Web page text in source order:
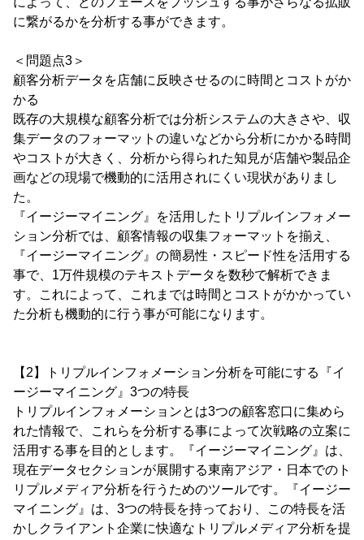
に繋がるかを分析する事ができます。
＜問題点3＞
顧客分析データを店舗に反映させるのに時間とコストがか
かる
既存の大規模な顧客分析では分析システムの大きさや、収
集データのフォーマットの違いなどから分析にかかる時間
やコストが大きく、分析から得られた知見が店舗や製品企
画などの現場で機動的に活用されにくい現状がありまし
た。
『イージーマイニング』を活用したトリプルインフォメー
ション分析では、顧客情報の収集フォーマットを揃え、
『イージーマイニング』の簡易性・スピード性を活用する
事で、1万件規模のテキストデータを数秒で解析できま
す。これによって、これまでは時間とコストがかかってい
た分析も機動的に行う事が可能になります。
【2】トリプルインフォメーション分析を可能にする『イ
ージーマイニング』3つの特長
トリプルインフォメーションとは3つの顧客窓口に集めら
れた情報で、これらを分析する事によって次戦略の立案に
活用する事を目的とします。『イージーマイニング』は、
現在データセクションが展開する東南アジア・日本でのト
リプルメディア分析を行うためのツールです。『イージー
マイニング』は、3つの特長を持っており、この特長を活
かしクライアント企業に快適なトリプルメディア分析を提